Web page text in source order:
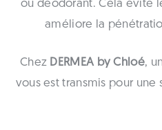
ou déodorant. Cela évite
améliore la
Chez DERMEA by Chloé,
vous est transmis pour